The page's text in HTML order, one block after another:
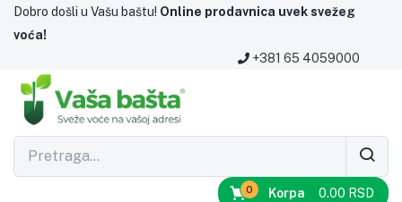
Dobro došli u Vašu baštu! Online prodavnica uvek svežeg
voća!
+381 65 4059000
Korpa
0 0.00 RSD